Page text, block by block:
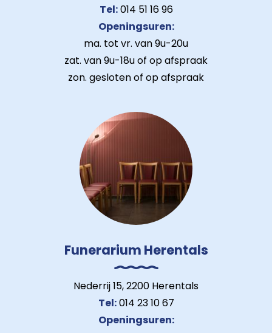
Tel:014 51 16 96
Openingsuren:
ma. tot vr. van 9u-20u
zat. van 9u-18u of op afspraak
zon. gesloten of op afspraak
Funerarium Herentals
Nederrij 15, 2200 Herentals
Tel:014 23 10 67
Openingsuren: